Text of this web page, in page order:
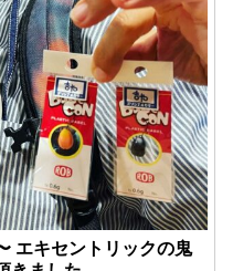
エキセントリックの鬼